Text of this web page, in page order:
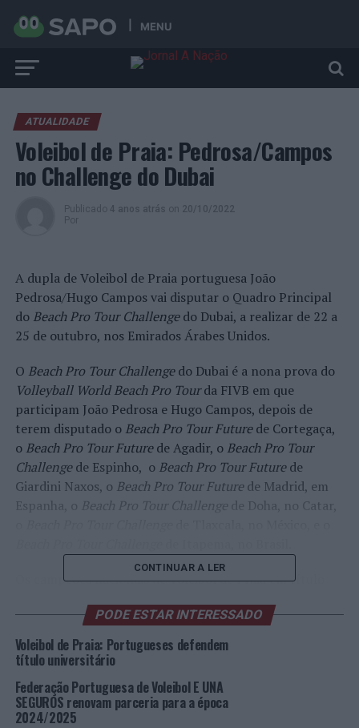
MENU
ATUALIDADE
Voleibol de Praia: Pedrosa/Campos
no Challenge do Dubai
Publicado 4 anos atrás on 20/10/2022
Por
A dupla de Voleibol de Praia portuguesa João
Pedrosa/Hugo Campos vai disputar o Quadro Principal
do Beach Pro Tour Challengedo Dubai, a realizar de 22 a
25 de outubro, nos Emirados Árabes Unidos.
O Beach Pro Tour Challengedo Dubai é a nona prova do
Volleyball World Beach Pro Tourda FIVB em que
participam João Pedrosa e Hugo Campos, depois de
terem disputado o Beach Pro Tour Futurede Cortegaça,
o Beach Pro Tour Futurede Agadir, o Beach Pro Tour
Challengede Espinho, o Beach Pro Tour Futurede
Giardini Naxos, o Beach Pro Tour Futurede Madrid, em
Espanha, o Beach Pro Tour Challengede Doha, no Catar,
Os campeões nacionais de Voleibol de Praia em título
realizados com a dupla húngara Artúr Hajós/Bence
Attila Stréli, que vai disputar a fase de qualificação do
Challengedo Dubai, no Centro de Alto Rendimento de
Voleibol, em Cortegaça.
CONTINUAR A LER
PODE ESTAR INTERESSADO
Voleibol de Praia: Portugueses defendem
título universitário
Federação Portuguesa de Voleibol E UNA
SEGUROS renovam parceria para a época
2024/2025